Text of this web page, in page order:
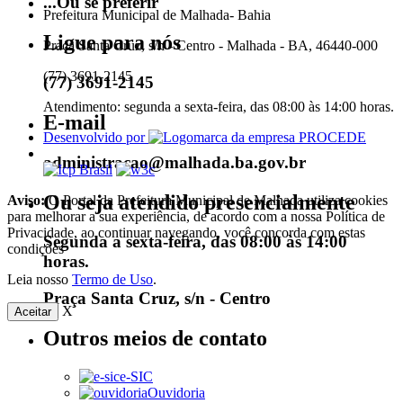
Ligue para nós
(77) 3691-2145
E-mail
administracao@malhada.ba.gov.br
Ou seja atendido presencialmente
Segunda a sexta-feira, das 08:00 às 14:00
horas.
Praça Santa Cruz, s/n - Centro
Outros meios de contato
e-SIC
Ouvidoria
Prefeitura Municipal de Malhada- Bahia
Praça Santa Cruz, s/n - Centro - Malhada - BA, 46440-000
(77) 3691-2145
Atendimento: segunda a sexta-feira, das 08:00 às 14:00 horas.
Desenvolvido por
Aviso:O Portal da Prefeitura Municipal de Malhada utiliza cookies
para melhorar a sua experiência, de acordo com a nossa Política de
Privacidade, ao continuar navegando, você concorda com estas
condições
Leia nosso Termo de Uso.
Aceitar X